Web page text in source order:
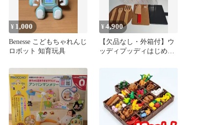
¥ 1,000
Benesse こどもちゃれんじ
ロボット 知育玩具
¥4,900
【欠品なし・外箱付】ウ
ッディプッディはじめて